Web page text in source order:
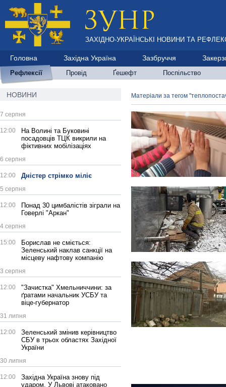
ЗАХІДНО-УКРАЇНСЬКІ НОВИНИ ТА
Головна Західна Україна Зазбруччя
Рефлексії Провід Ґешефт Поспільство
НОВИНИ
7 серпня
12:00
На Волині та Буковині
посадовців ТЦК викрили на
фіктивних мобілізаціях
6 серпня
12:00 Дністер стрімко міліє
5 серпня
12:00
Понад 30 цимбалістів зіграли на
Говерлі "Аркан"
4 серпня
15:00
Борислав не сміється:
Зеленський наклав санкції на
місцеву нафтову компанію
3 серпня
12:00
"Зачистка" Хмельниччини: за
ґратами начальник УСБУ та
віце-губернатор
31 липня
12:00
Зеленський змінив керівництво
СБУ в трьох областях Західної
України
30 липня
12:00
Західна Україна знову під
ударом. У Львові атаковано
Матеріали за тегом